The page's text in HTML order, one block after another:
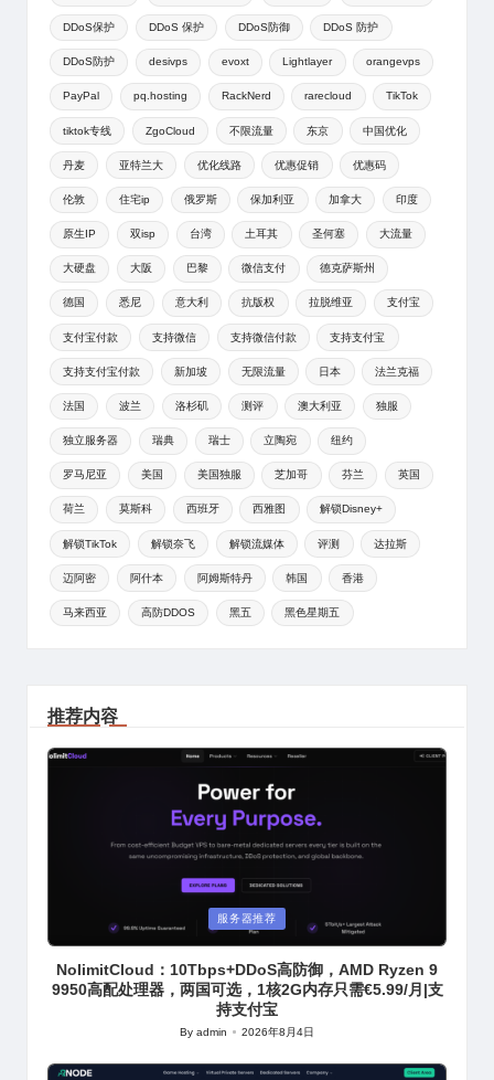
DDoS保护 DDoS 保护 DDoS防御 DDoS 防护
DDoS防护 desivps evoxt Lightlayer orangevps
PayPal pq.hosting RackNerd rarecloud TikTok
tiktok专线 ZgoCloud 不限流量 东京 中国优化
丹麦 亚特兰大 优化线路 优惠促销 优惠码
伦敦 住宅ip 俄罗斯 保加利亚 加拿大 印度
原生IP 双isp 台湾 土耳其 圣何塞 大流量
大硬盘 大阪 巴黎 微信支付 德克萨斯州
德国 悉尼 意大利 抗版权 拉脱维亚 支付宝
支付宝付款 支持微信 支持微信付款 支持支付宝
支持支付宝付款 新加坡 无限流量 日本 法兰克福
法国 波兰 洛杉矶 测评 澳大利亚 独服
独立服务器 瑞典 瑞士 立陶宛 纽约
罗马尼亚 美国 美国独服 芝加哥 芬兰 英国
荷兰 莫斯科 西班牙 西雅图 解锁Disney+
解锁TikTok 解锁奈飞 解锁流媒体 评测 达拉斯
迈阿密 阿什本 阿姆斯特丹 韩国 香港
马来西亚 高防DDOS 黑五 黑色星期五
推荐内容
服务器推荐
NolimitCloud：10Tbps+DDoS高防御，AMD Ryzen 9
9950高配处理器，两国可选，1核2G内存只需€5.99/月|支
持支付宝
Posted
Byadmin 2026年8月4日